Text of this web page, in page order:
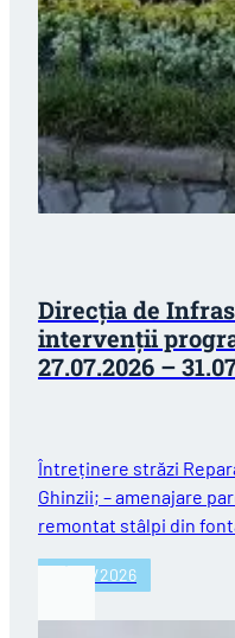
Direcția de
intervenții
27.07.2026 –
Întreținere străzi
Ghinzii; – amenajare
remontat stâlpi din
27/07/2026